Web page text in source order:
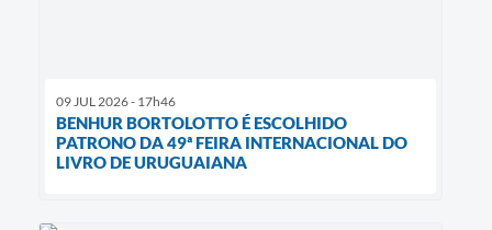
09 JUL 2026 - 17h46
BENHUR BORTOLOTTO É ESCOLHIDO
PATRONO DA 49ª FEIRA INTERNACIONAL DO
LIVRO DE URUGUAIANA